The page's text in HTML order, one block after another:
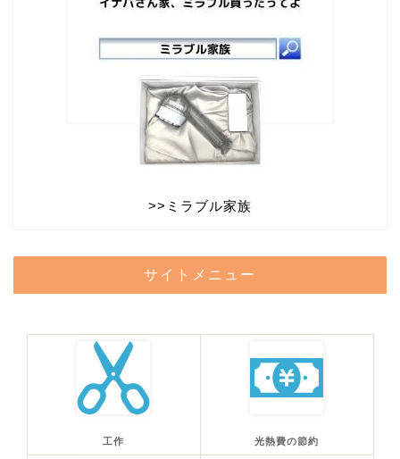
>> ミラブル家族
サイトメニュー
工作 光熱費の節約